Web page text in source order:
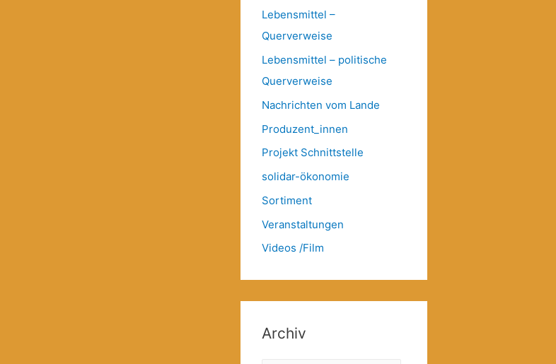
Lebensmittel –
Querverweise
Lebensmittel – politische
Querverweise
Nachrichten vom Lande
Produzent_innen
Projekt Schnittstelle
solidar-ökonomie
Sortiment
Veranstaltungen
Videos /Film
Archiv